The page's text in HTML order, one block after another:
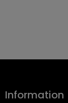
Information